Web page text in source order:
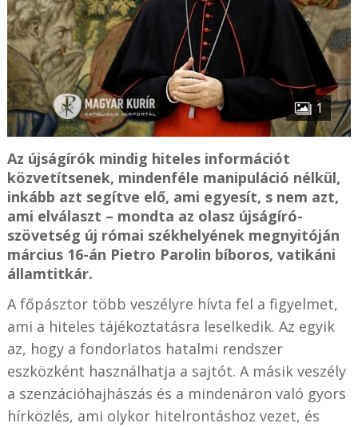
1
Az újságírók mindig hiteles információt
közvetítsenek, mindenféle manipuláció nélkül,
inkább azt segítve elő, ami egyesít, s nem azt,
ami elválaszt – mondta az olasz újságíró-
szövetség új római székhelyének megnyitóján
március 16-án Pietro Parolin bíboros, vatikáni
államtitkár.
A főpásztor több veszélyre hívta fel a figyelmet,
ami a hiteles tájékoztatásra leselkedik. Az egyik
az, hogy a fondorlatos hatalmi rendszer
eszközként használhatja a sajtót. A másik veszély
a szenzációhajhászás és a mindenáron való gyors
hírközlés, ami olykor hitelrontáshoz vezet, és